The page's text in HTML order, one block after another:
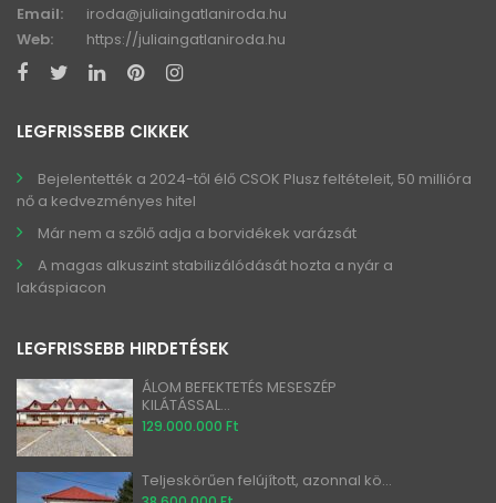
Email:
iroda@juliaingatlaniroda.hu
Web:
https://juliaingatlaniroda.hu
LEGFRISSEBB CIKKEK
Bejelentették a 2024-től élő CSOK Plusz feltételeit, 50 millióra
nő a kedvezményes hitel
Már nem a szőlő adja a borvidékek varázsát
A magas alkuszint stabilizálódását hozta a nyár a
lakáspiacon
LEGFRISSEBB HIRDETÉSEK
ÁLOM BEFEKTETÉS MESESZÉP
KILÁTÁSSAL...
129.000.000 Ft
Teljeskörűen felújított, azonnal kö...